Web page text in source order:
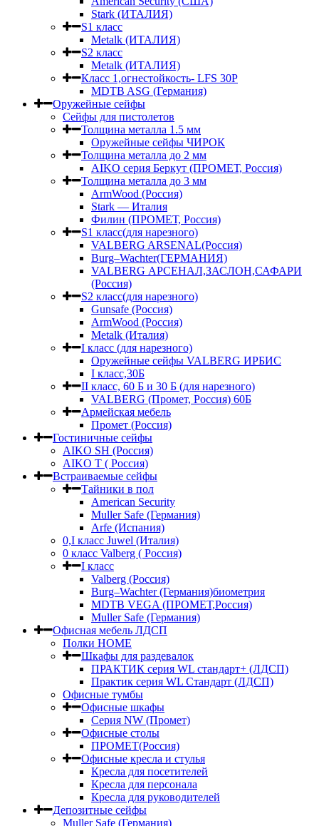
Stark (ИТАЛИЯ)
S1 класс
Metalk (ИТАЛИЯ)
S2 класс
Metalk (ИТАЛИЯ)
Класс 1,огнестойкость- LFS 30P
MDTB ASG (Германия)
Оружейные сейфы
Сейфы для пистолетов
Толщина металла 1.5 мм
Оружейные сейфы ЧИРОК
Толщина металла до 2 мм
AIKO серия Беркут (ПРОМЕТ, Россия)
Толщина металла до 3 мм
ArmWood (Россия)
Stark — Италия
Филин (ПРОМЕТ, Россия)
S1 класс(для нарезного)
VALBERG ARSENAL(Россия)
Burg–Wachter(ГЕРМАНИЯ)
VALBERG АРСЕНАЛ,ЗАСЛОН,САФАРИ
(Россия)
S2 класс(для нарезного)
Gunsafe (Россия)
ArmWood (Россия)
Metalk (Италия)
I класс (для нарезного)
Оружейные сейфы VALBERG ИРБИС
I класс,30Б
II класс, 60 Б и 30 Б (для нарезного)
VALBERG (Промет, Россия) 60Б
Армейская мебель
Промет (Россия)
Гостиничные сейфы
AIKO SH (Россия)
AIKO Т ( Россия)
Встраиваемые сейфы
Тайники в пол
American Security
Muller Safe (Германия)
Arfe (Испания)
0,I класс Juwel (Италия)
0 класс Valberg ( Россия)
I класс
Valberg (Россия)
Burg–Wachter (Германия)биометрия
MDTB VEGA (ПРОМЕТ,Россия)
Muller Safe (Германия)
Офисная мебель ЛДСП
Полки HOME
Шкафы для раздевалок
ПРАКТИК серия WL стандарт+ (ЛДСП)
Практик серия WL Стандарт (ЛДСП)
Офисные тумбы
Офисные шкафы
Серия NW (Промет)
Офисные столы
ПРОМЕТ(Россия)
Офисные кресла и стулья
Кресла для посетителей
Кресла для персонала
Кресла для руководителей
Депозитные сейфы
Muller Safe (Германия)